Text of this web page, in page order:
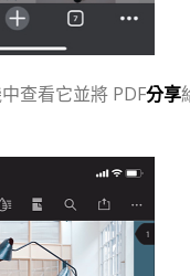
查看它並將 PDF分享